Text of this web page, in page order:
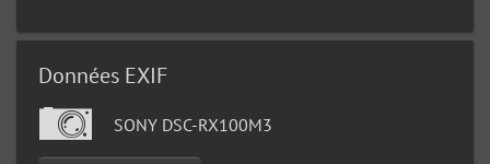
Données EXIF
SONY DSC-RX100M3